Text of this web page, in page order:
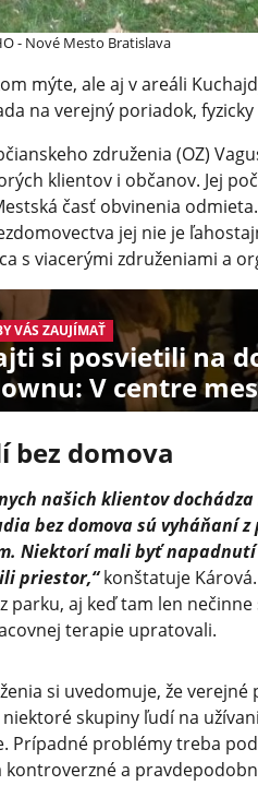
- Nové Mesto Bratislava
mýte, ale aj v areáli
na verejný poriadok,
združenia (OZ)
klientov i občanov. Jej
časť obvinenia
jej nie je
s viacerými združeniami a
VÁS ZAUJÍMAŤ
si posvietili na
V centre
bez domova
našich klientov
bez domova sú vyháňaní
Niektorí mali byť napadnutí
priestor,“konštatuje
parku, aj keď tam len
terapie upratovali.
si uvedomuje, že
skupiny ľudí na
Prípadné problémy treba
kontroverzné a